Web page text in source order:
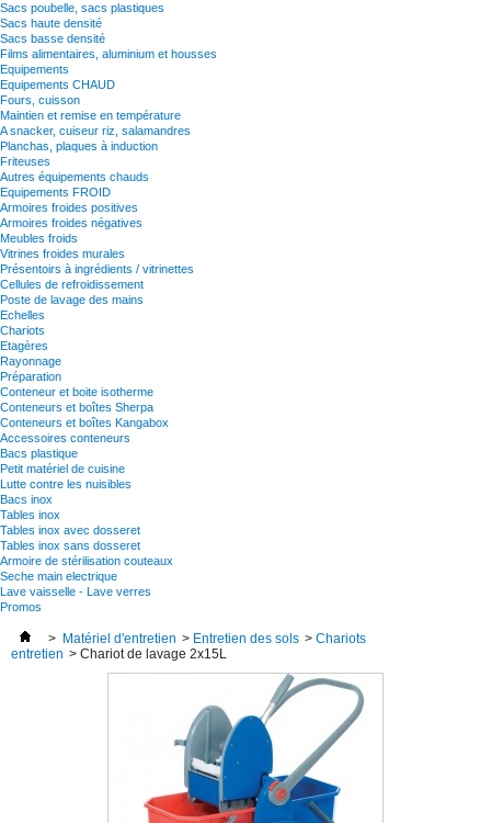
Sacs poubelle, sacs plastiques
Sacs haute densité
Sacs basse densité
Films alimentaires, aluminium et housses
Equipements
Equipements CHAUD
Fours, cuisson
Maintien et remise en température
A snacker, cuiseur riz, salamandres
Planchas, plaques à induction
Friteuses
Autres équipements chauds
Equipements FROID
Armoires froides positives
Armoires froides négatives
Meubles froids
Vitrines froides murales
Présentoirs à ingrédients / vitrinettes
Cellules de refroidissement
Poste de lavage des mains
Echelles
Chariots
Etagères
Rayonnage
Préparation
Conteneur et boite isotherme
Conteneurs et boîtes Sherpa
Conteneurs et boîtes Kangabox
Accessoires conteneurs
Bacs plastique
Petit matériel de cuisine
Lutte contre les nuisibles
Bacs inox
Tables inox
Tables inox avec dosseret
Tables inox sans dosseret
Armoire de stérilisation couteaux
Seche main electrique
Lave vaisselle - Lave verres
Promos
> Matériel d'entretien > Entretien des sols > Chariots
entretien > Chariot de lavage 2x15L